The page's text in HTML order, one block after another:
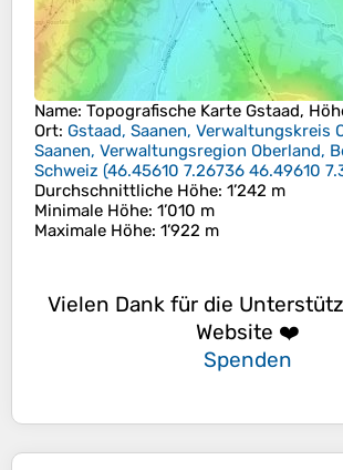
Name: Topografische Karte Gstaad,
Ort: Gstaad, Saanen, Verwaltungskreis
Saanen, Verwaltungsregion Oberland,
Schweiz (46.45610 7.26736 46.49610
Durchschnittliche Höhe: 1’242 m
Minimale Höhe: 1’010 m
Maximale Höhe: 1’922 m
Vielen Dank für die
Website ❤️
Spenden